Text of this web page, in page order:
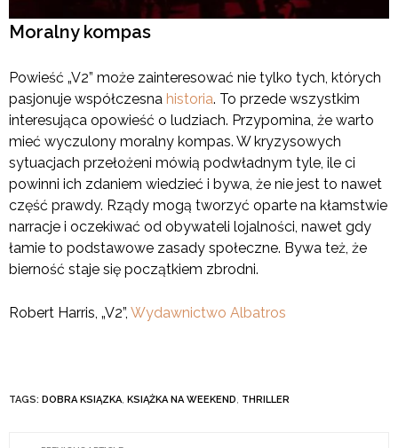
Moralny kompas
Powieść „V2” może zainteresować nie tylko tych, których
pasjonuje współczesna historia. To przede wszystkim
interesująca opowieść o ludziach. Przypomina, że warto
mieć wyczulony moralny kompas. W kryzysowych
sytuacjach przełożeni mówią podwładnym tyle, ile ci
powinni ich zdaniem wiedzieć i bywa, że nie jest to nawet
część prawdy. Rządy mogą tworzyć oparte na kłamstwie
narracje i oczekiwać od obywateli lojalności, nawet gdy
łamie to podstawowe zasady społeczne. Bywa też, że
bierność staje się początkiem zbrodni.
Robert Harris, „V2”, Wydawnictwo Albatros
TAGS: DOBRA KSIĄZKA, KSIĄŻKA NA WEEKEND, THRILLER